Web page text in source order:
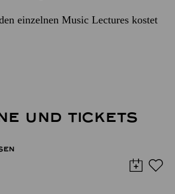
einzelnen Music Lectures kostet
UND TICKETS